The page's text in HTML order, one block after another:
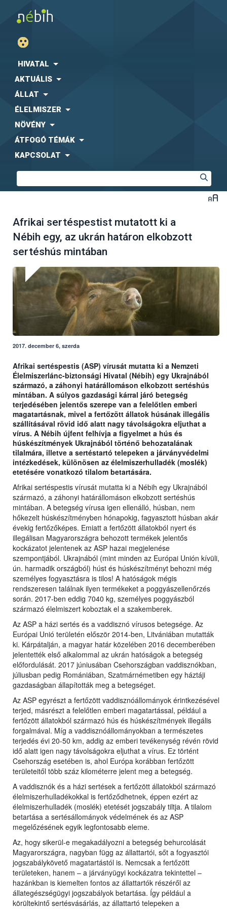
HIVATAL
AKTUÁLIS
ÁLLAT
ÉLELMISZER
NÖVÉNY
ÁTFOGÓ TÉMÁK
KAPCSOLAT
Afrikai sertéspestist mutatott ki a
Nébih egy, az ukrán határon elkobzott
sertéshús mintában
2017. december 6, szerda
Afrikai sertéspestis (ASP) vírusát mutatta ki a Nemzeti
Élelmiszerlánc-biztonsági Hivatal (Nébih) egy Ukrajnából
származó, a záhonyi határállomáson elkobzott sertéshús
mintában. A súlyos gazdasági kárral járó betegség
terjedésében jelentős szerepe van a felelőtlen emberi
magatartásnak, mivel a fertőzött állatok húsának illegális
szállításával rövid idő alatt nagy távolságokra eljuthat a
vírus. A Nébih újfent felhívja a figyelmet a hús és
húskészítmények Ukrajnából történő behozatalának
tilalmára, illetve a sertéstartó telepeken a járványvédelmi
intézkedések, különösen az élelmiszerhulladék (moslék)
etetésére vonatkozó tilalom betartására.
Afrikai sertéspestis vírusát mutatta ki a Nébih egy Ukrajnából
származó, a záhonyi határállomáson elkobzott sertéshús
mintában. A betegség vírusa igen ellenálló, húsban, nem
hőkezelt húskészítményben hónapokig, fagyasztott húsban akár
évekig fertőzőképes. Emiatt a fertőzött állatokból nyert és
illegálisan Magyarországra behozott termékek jelentős
kockázatot jelentenek az ASP hazai megjelenése
szempontjából. Ukrajnából (mint minden az Európai Unión kívüli,
ún. harmadik országból) húst és húskészítményt behozni még
személyes fogyasztásra is tilos! A hatóságok mégis
rendszeresen találnak ilyen termékeket a poggyászellenőrzés
során. 2017-ben eddig 7040 kg, személyes poggyászból
származó élelmiszert koboztak el a szakemberek.
Az ASP a házi sertés és a vaddisznó vírusos betegsége. Az
Európai Unió területén először 2014-ben, Litvániában mutatták
ki. Kárpátalján, a magyar határ közelében 2016 decemberében
jelentették első alkalommal az ukrán hatóságok a betegség
előfordulását. 2017 júniusában Csehországban vaddisznókban,
júliusban pedig Romániában, Szatmárnémetiben egy háztáji
gazdaságban állapították meg a betegséget.
Az ASP egyrészt a fertőzött vaddisznóállományok érintkezésével
terjed, másrészt a felelőtlen emberi magatartással, például a
fertőzött állatokból származó hús és húskészítmények illegális
forgalmával. Míg a vaddisznóállományokban a természetes
terjedés évi 20-50 km, addig az emberi tevékenység révén rövid
idő alatt igen nagy távolságokra eljuthat a vírus. Ez történt
Csehország esetében is, ahol Európa korábban fertőzött
területeitől több száz kilométerre jelent meg a betegség.
A vaddisznók és a házi sertések a fertőzött állatokból származó
élelmiszerhulladékokkal is fertőződhetnek, éppen ezért az
élelmiszerhulladék (moslék) etetését jogszabály tiltja. A tilalom
betartása a sertésállományok védelmének és az ASP
megelőzésének egyik legfontosabb eleme.
Az, hogy sikerül-e megakadályozni a betegség behurcolását
Magyarországra, nagyban függ az állattartói, sőt a fogyasztói
jogszabálykövető magatartástól is. Nemcsak a fertőzött
területeken, hanem – a járványügyi kockázatra tekintettel –
hazánkban is kiemelten fontos az állattartók részéről az
állategészségügyi jogszabályok betartása. Így például a
körültekintő sertésvásárlás, az állattartó telepeken a